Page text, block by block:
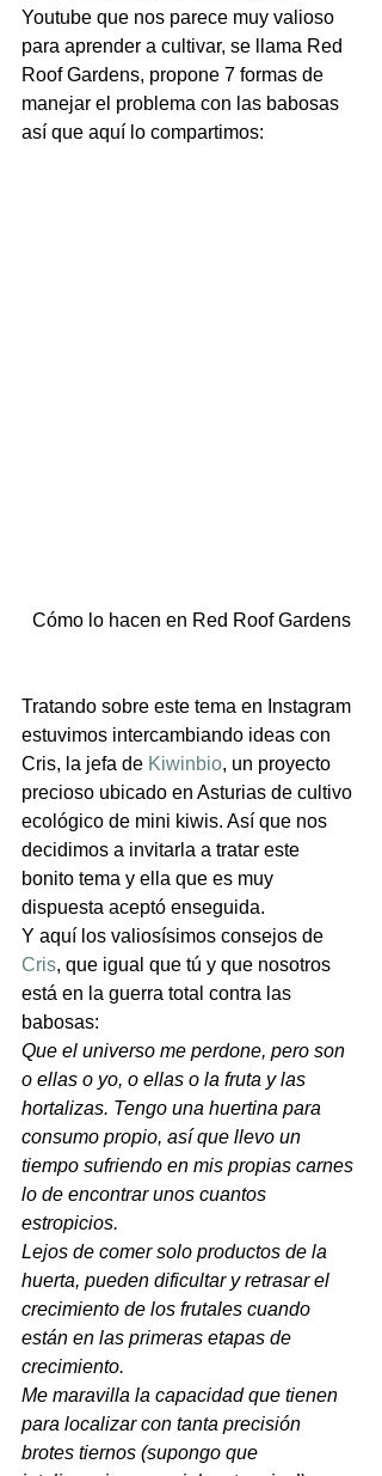
Youtube que nos parece muy valioso
para aprender a cultivar, se llama Red
Roof Gardens, propone 7 formas de
manejar el problema con las babosas
así que aquí lo compartimos:
Cómo lo hacen en Red Roof Gardens
Tratando sobre este tema en Instagram
estuvimos intercambiando ideas con
Cris, la jefa de Kiwinbio, un proyecto
precioso ubicado en Asturias de cultivo
ecológico de mini kiwis. Así que nos
decidimos a invitarla a tratar este
bonito tema y ella que es muy
dispuesta aceptó enseguida.
Y aquí los valiosísimos consejos de
Cris, que igual que tú y que nosotros
está en la guerra total contra las
babosas:
Que el universo me perdone, pero son
o ellas o yo, o ellas o la fruta y las
hortalizas. Tengo una huertina para
consumo propio, así que llevo un
tiempo sufriendo en mis propias carnes
lo de encontrar unos cuantos
estropicios.
Lejos de comer solo productos de la
huerta, pueden dificultar y retrasar el
crecimiento de los frutales cuando
están en las primeras etapas de
crecimiento.
Me maravilla la capacidad que tienen
para localizar con tanta precisión
brotes tiernos (supongo que